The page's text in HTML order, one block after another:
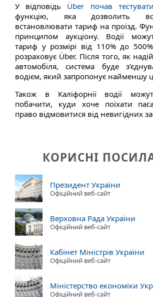
У відповідь Über почав тестувати
функцію, яка дозволить
встановлювати тариф на проїзд.
принципом аукціону. Водії
тариф у розмірі від 110% до
розраховує Über. Після того, як
автомобіля, система буде
водієм, який запропонує найменшу
Також в Каліфорнії водії
побачити, куди хоче поїхати
право відмовитися від невигідних
КОРИСНІ
Президент України
Офіційний веб-сайт
Верховна Рада України
Офіційний веб-сайт
Кабінет Міністрів України
Офіційний веб-сайт
Міністерство економіки
Офіційний веб-сайт